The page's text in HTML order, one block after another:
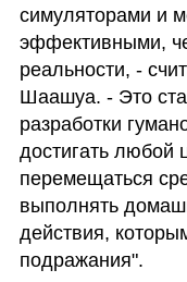
симуляторами и
эффективными,
реальности, -
Шаашуа. - Это
разработки
достигать любой
перемещаться
выполнять
действия,
подражания".